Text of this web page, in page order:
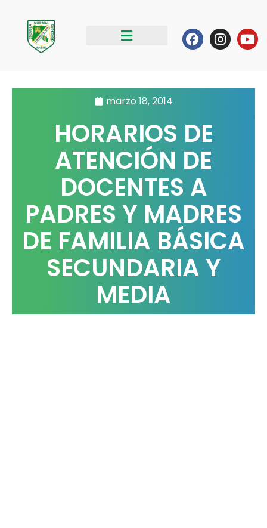
contenido
Facebook
marzo 18, 2014
HORARIOS DE
ATENCIÓN DE
DOCENTES A
PADRES Y MADRES
DE FAMILIA BÁSICA
SECUNDARIA Y
MEDIA